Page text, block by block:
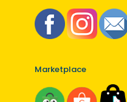
Marketplace